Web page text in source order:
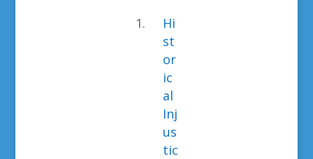
Hi
st
or
ic
al
Inj
us
tic